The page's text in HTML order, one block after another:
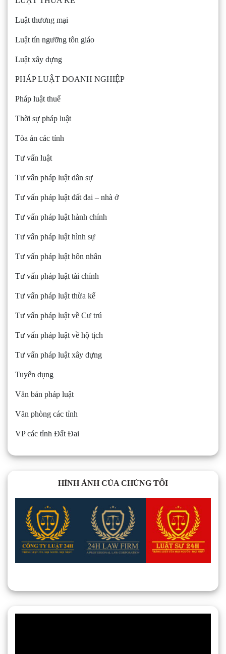
Luật thương mại
Luật tín ngưỡng tôn giáo
Luật xây dựng
PHÁP LUẬT DOANH NGHIỆP
Pháp luật thuế
Thời sự pháp luật
Tòa án các tỉnh
Tư vấn luật
Tư vấn pháp luật dân sự
Tư vấn pháp luật đất đai – nhà ở
Tư vấn pháp luật hành chính
Tư vấn pháp luật hình sự
Tư vấn pháp luật hôn nhân
Tư vấn pháp luật tài chính
Tư vấn pháp luật thừa kế
Tư vấn pháp luật về Cư trú
Tư vấn pháp luật về hộ tịch
Tư vấn pháp luật xây dựng
Tuyển dụng
Văn bản pháp luật
Văn phòng các tỉnh
VP các tỉnh Đất Đai
HÌNH ẢNH CỦA CHÚNG TÔI